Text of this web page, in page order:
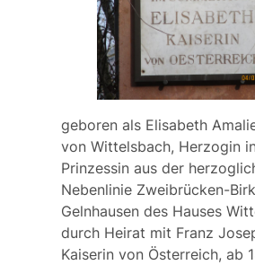
geboren als Elisabeth
von Wittelsbach, Herzogin
Prinzessin aus der
Nebenlinie Zweibrücken-
Gelnhausen des Hauses
durch Heirat mit Franz
Kaiserin von Österreich, ab